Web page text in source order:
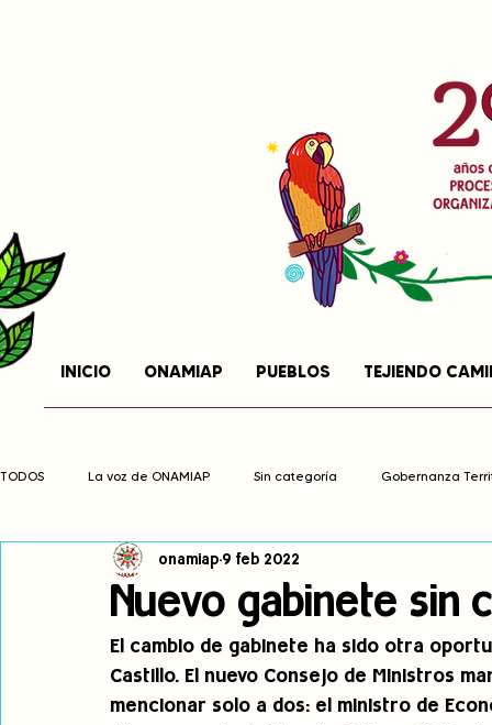
INICIO ONAMIAP PUEBLOS TEJIENDO
TODOS La voz de ONAMIAP Sin categoría Gobernanza
Cambio climático Navegador indígena
Pronunciamientos Observatorio de consulta previa
Nuevo gabinete sin
onamiap 9 feb 2022
El cambio de gabinete ha sido otra
Castillo. El nuevo Consejo de Ministros
mencionar solo a dos: el ministro de